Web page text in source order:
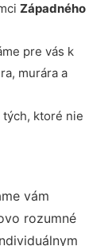
Západného
pre vás k
murára a
ktoré nie
vám
rozumné